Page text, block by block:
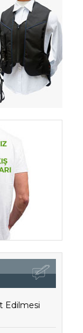
Edilmesi